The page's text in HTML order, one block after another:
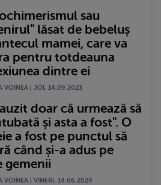
sau
lăsat de bebeluș
mamei, care va
pentru totdeauna
dintre ei
VOINEA | JOI, 14.09.2023
doar că urmează să
și asta a fost". O
a fost pe punctul să
când și-a adus pe
gemenii
VOINEA | VINERI, 14.06.2024